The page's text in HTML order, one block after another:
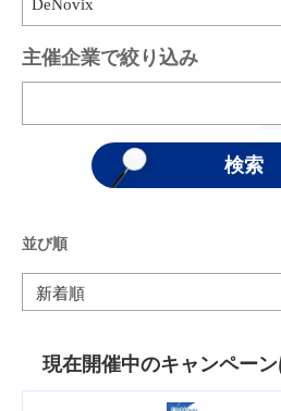
主催企業で絞り込み
並び順
現在開催中のキャンペーン